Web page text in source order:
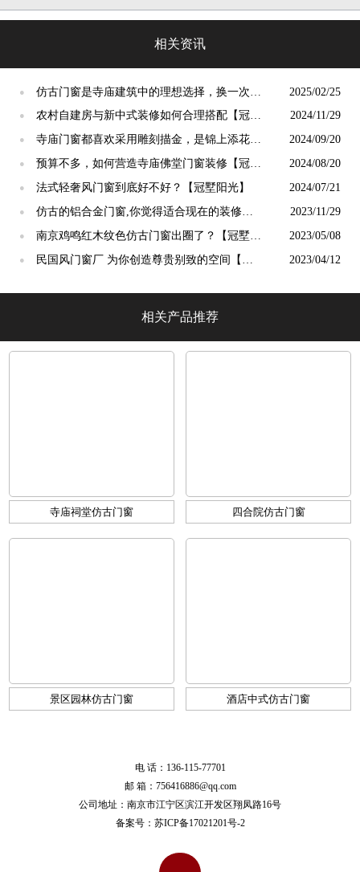
相关资讯
●
仿古门窗是寺庙建筑中的理想选择，换一次用
终生【冠墅阳光】
2025/02/25
●
农村自建房与新中式装修如何合理搭配【冠墅
阳光】
2024/11/29
●
寺庙门窗都喜欢采用雕刻描金，是锦上添花
吗？【冠墅阳光】
2024/09/20
●
预算不多，如何营造寺庙佛堂门窗装修【冠墅
阳光】
2024/08/20
● 法式轻奢风门窗到底好不好？【冠墅阳光】 2024/07/21
●
仿古的铝合金门窗,你觉得适合现在的装修吗?
【冠墅阳光】
2023/11/29
●
南京鸡鸣红木纹色仿古门窗出圈了？【冠墅阳
光】
2023/05/08
●
民国风门窗厂 为你创造尊贵别致的空间【冠
2023/04/12
相关产品推荐
寺庙祠堂仿古门窗 四合院仿古门窗
景区园林仿古门窗 酒店中式仿古门窗
电 话：136-115-77701
邮 箱：756416886@qq.com
公司地址：南京市江宁区滨江开发区翔凤路16号
备案号： 苏ICP备17021201号-2